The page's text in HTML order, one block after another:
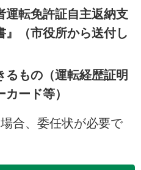
運転免許証自主返納支
』（市役所から送付し
るもの（運転経歴証明
ード等）
合、委任状が必要で